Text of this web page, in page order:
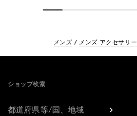
メンズ メンズ アクセサリー
ショップ検索
都道府県等/国、地域